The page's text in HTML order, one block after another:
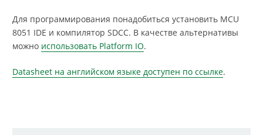
Для программирования понадобиться установить MCU
8051 IDE и компилятор SDCC. В качестве альтернативы
можно использовать Platform IO.
Datasheet на английском языке доступен по ссылке.